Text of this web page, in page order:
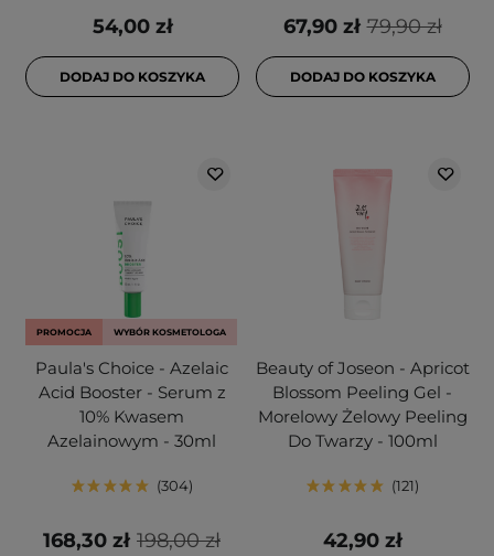
54,00 zł
DODAJ DO KOSZYKA
79,90 zł
67,90 zł
DODAJ DO KOSZYKA
PROMOCJA WYBÓR KOSMETOLOGA
Paula's Choice - Azelaic
Acid Booster - Serum z
10% Kwasem
Azelainowym - 30ml
304
198,00 zł
168,30 zł
Beauty of Joseon - Apricot
Blossom Peeling Gel -
Morelowy Żelowy Peeling
Do Twarzy - 100ml
121
42,90 zł